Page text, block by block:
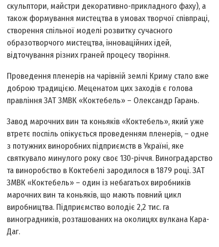
скульптори, майстри декоративно-прикладного фаху), а
також формування мистецтва в умовах творчої співпраці,
створення спільної моделі розвитку сучасного
образотворчого мистецтва, інноваційних ідей,
відточування різних граней процесу творіння.
Проведення пленерів на чарівній землі Криму стало вже
доброю традицією. Меценатом цих заходів є голова
правління ЗАТ ЗМВК «Коктебель» – Олександр Гарань.
Завод марочних вин та коньяків «Коктебель», який уже
втретє поспіль опікується проведенням пленерів, – одне
з потужних виноробних підприємств в Україні, яке
святкувало минулого року своє 130-річчя. Виноградарство
та виноробство в Коктебелі зародилося в 1879 році. ЗАТ
ЗМВК «Коктебель» – один із небагатьох виробників
марочних вин та коньяків, що мають повний цикл
виробництва. Підприємство володіє 2,2 тис. га
виноградників, розташованих на околицях вулкана Кара-
Даг.